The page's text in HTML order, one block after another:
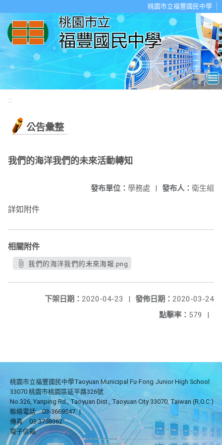
桃園市立福豐國民中學
:::
公告彙整
我們的海洋我們的未來活動轉知
發布人： 衛生組
發布單位： 學務處 |
詳如附件
相關附件
我們的海洋我們的未來海報.png
發佈日期： 2020-03-24
下架日期： 2020-04-23
|
點擊率： 579 |
桃園市立福豐國民中學Taoyuan Municipal Fu-Fong Junior High School
33070 桃園市桃園區延平路326號
No.326, Yanping Rd., Taoyuan Dist., Taoyuan City 33070, Taiwan (R.O.C.)
聯絡電話
03-3669547 |
傳真
03-3758362
電子信箱